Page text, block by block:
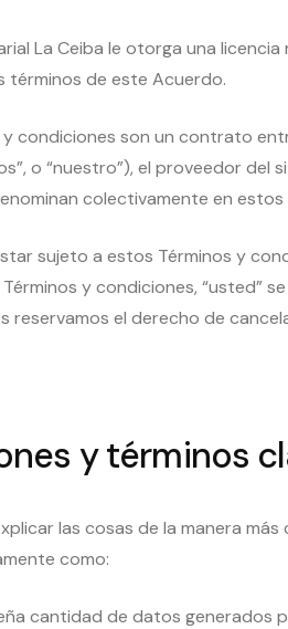
La Ceiba le otorga una
términos de este Acuerdo.
condiciones son un contrato
o “nuestro”), el proveedor
colectivamente en estos
sujeto a estos Términos y
Términos y condiciones, “usted”
reservamos el derecho de
y términos
las cosas de la manera
como:
cantidad de datos generados